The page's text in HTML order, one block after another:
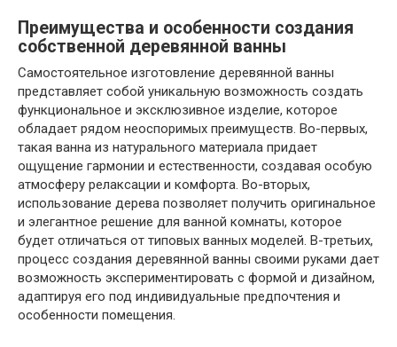
Преимущества и особенности создания
собственной деревянной ванны
Самостоятельное изготовление деревянной ванны
представляет собой уникальную возможность создать
функциональное и эксклюзивное изделие, которое
обладает рядом неоспоримых преимуществ. Во-первых,
такая ванна из натурального материала придает
ощущение гармонии и естественности, создавая особую
атмосферу релаксации и комфорта. Во-вторых,
использование дерева позволяет получить оригинальное
и элегантное решение для ванной комнаты, которое
будет отличаться от типовых ванных моделей. В-третьих,
процесс создания деревянной ванны своими руками дает
возможность экспериментировать с формой и дизайном,
адаптируя его под индивидуальные предпочтения и
особенности помещения.